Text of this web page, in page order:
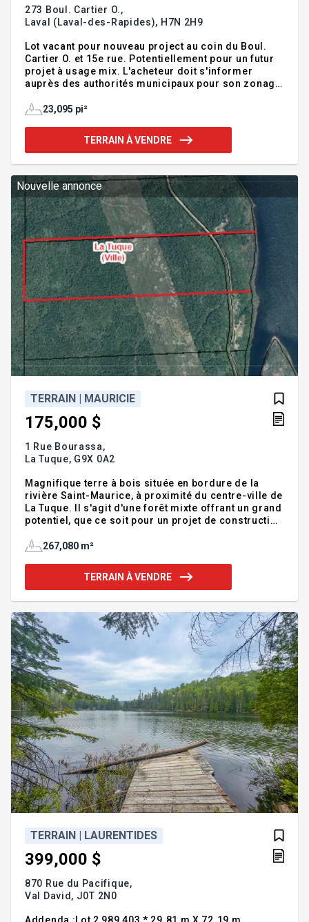
273 Boul. Cartier O.,
Laval (Laval-des-Rapides), H7N 2H9
Lot vacant pour nouveau project au coin du Boul.
Cartier O. et 15e rue. Potentiellement pour un futur
projet à usage mix. L'acheteur doit s'informer
auprès des authorités municipaux pour son zonage
:NilExclusions :Tel quel
23,095 pi²
TERRAIN À VENDRE
Nouvelle annonce
TERRAIN | MAURICIE
175,000 $
1 Rue Bourassa,
La Tuque, G9X 0A2
Magnifique terre à bois située en bordure de la
rivière Saint-Maurice, à proximité du centre-ville de
La Tuque. Il s'agit d'une forêt mixte offrant un grand
potentiel, que ce soit pour un projet de construction
propriété dispose d'une superficie totale de 267
825,19 pieds carrés).INCLUSIONS--EXCLUSIONS--
Charactéristiques :Terrain boisé : feuillusÀ
267,080 m²
TERRAIN À VENDRE
TERRAIN | LAURENTIDES
399,000 $
870 Rue du Pacifique,
Val David, J0T 2N0